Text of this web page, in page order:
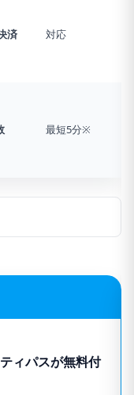
済 対応
最短5分※
ィパスが無料付